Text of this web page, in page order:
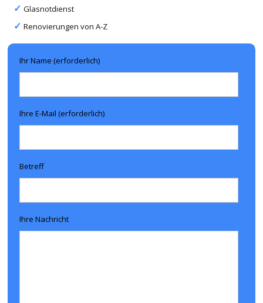
Glasnotdienst
Renovierungen von A-Z
Ihr Name (erforderlich)
Ihre E-Mail (erforderlich)
Betreff
Ihre Nachricht